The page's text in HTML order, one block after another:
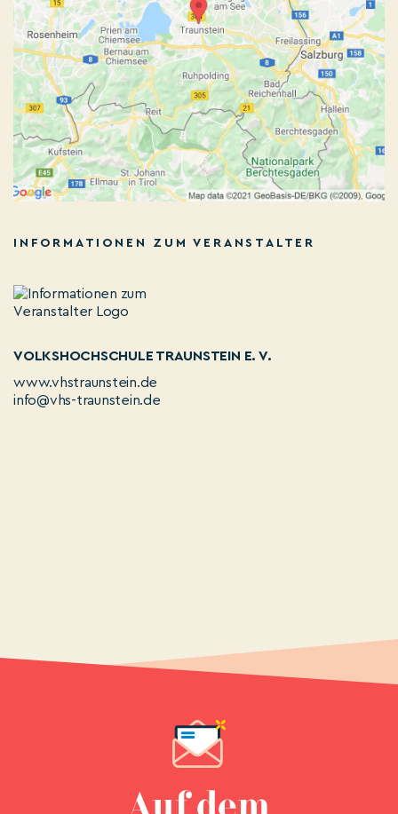
INFORMATIONEN ZUM VERANSTALTER
VOLKSHOCHSCHULE TRAUNSTEIN E. V.
www.vhstraunstein.de
info@vhs-traunstein.de